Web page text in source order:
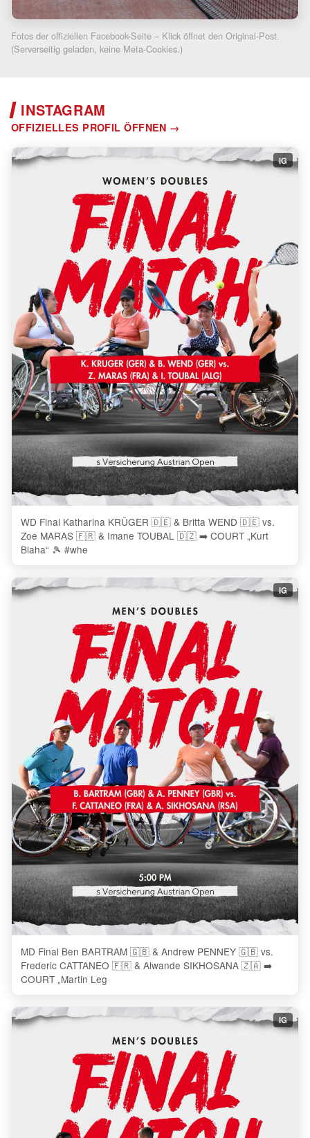
Fotos der offiziellen Facebook-Seite – Klick öffnet den Original-Post.
(Serverseitig geladen, keine Meta-Cookies.)
INSTAGRAM
OFFIZIELLES PROFIL ÖFFNEN
IG
WD Final Katharina KRÜGER 🇩🇪 & Britta WEND 🇩🇪 vs.
Zoe MARAS 🇫🇷 & Imane TOUBAL 🇩🇿 ➡️ COURT „Kurt
Blaha“ 🎾 #whe
IG
MD Final Ben BARTRAM 🇬🇧 & Andrew PENNEY 🇬🇧 vs.
Frederic CATTANEO 🇫🇷 & Alwande SIKHOSANA 🇿🇦 ➡️
COURT „Martin Leg
IG